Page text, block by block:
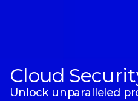
Cloud
Unlock unparalleled